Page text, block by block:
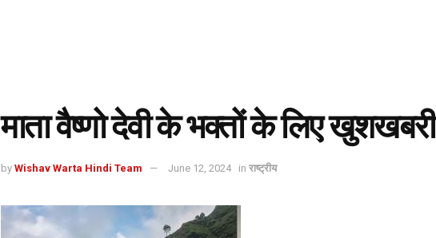
माता वैष्णो देवी के भक्तों के लिए खुशखबरी
by Wishav Warta Hindi Team June 12, 2024 in राष्ट्रीय